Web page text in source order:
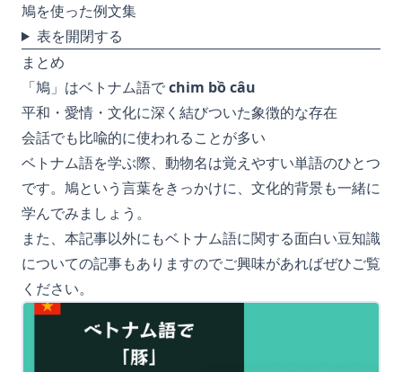
鳩を使った例文集
表を開閉する
まとめ
「鳩」はベトナム語でchim bồ câu
平和・愛情・文化に深く結びついた象徴的な存在
会話でも比喩的に使われることが多い
ベトナム語を学ぶ際、動物名は覚えやすい単語のひとつ
です。鳩という言葉をきっかけに、文化的背景も一緒に
学んでみましょう。
また、本記事以外にもベトナム語に関する面白い豆知識
についての記事もありますのでご興味があればぜひご覧
ください。